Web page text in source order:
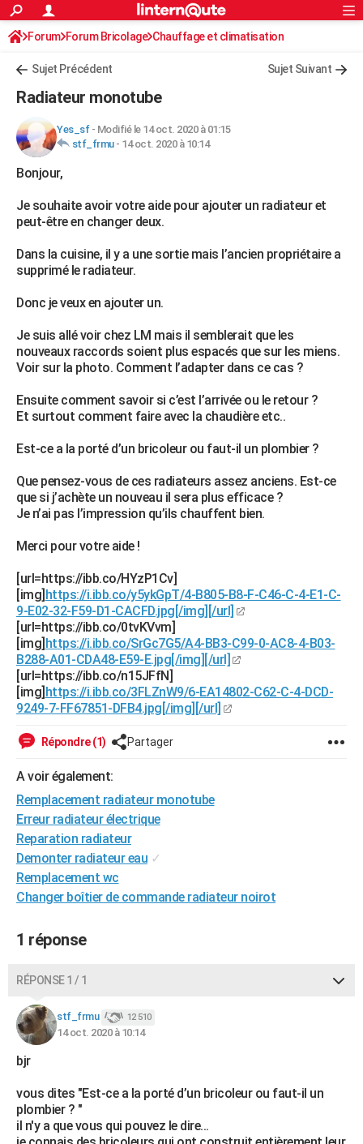
ACTUALITÉS
Politique
Société
Faits Divers
Education
Monde
Villes
+
Retraite
Impôts
Epargne
Immobilier
Risques naturels par ville
Banque
Assurance
Crédit
AUTO
Essais
Réserver un essai
Citadines
Berlines
SUV
Forum auto
+HIGH-TECH
Mobiles
Meilleur smartphone
Internet
Ordinateurs
Jeux vidéo
Guide high-tech
+BRICOLAGE
Forum
Aménagement intérieur
Extérieur
Cuisine
Salle de bains
Jardinage
Rangement
WEEK-END
Guides de France
Escapades
Patrimoine
Expositions
Musées
Week-end nature
Art de vivre
Bien-être
Modes de vie
Alimentation
Guide de la santé
Maladies
Médicaments
Sommeil
VOYAGE
GUIDES D'ACHAT
BONS PLANS
CARTE DE VOEUX
Carte de Noël
Carte Bonne année
Carte Saint-Valentin
Carte Pâques
Carte d'anniversaire
DICTIONNAIRE
Dictionnaire
Biographies
Citations
Expressions
Proverbes
PROGRAMME TV
COPAINS D'AVANT
S'inscrire
Se connecter
Lycées
Collèges
Primaires
Universités
Entreprises
Service militaire
Avis de recherche
AVIS DE DÉCÈS
FORUM
Bricolage
Lifestyle
Culture
Sport
Auto
Television
Voyage
Cinema
Rechercher
S'inscrire
Connexion
Forum Forum Bricolage Chauffage et climatisation
Sujet Précédent Sujet Suivant
Radiateur monotube
Yes_sf- Modifié le 14 oct. 2020 à 01:15
stf_frmu- 14 oct. 2020 à 10:14
Bonjour,
Je souhaite avoir votre aide pour ajouter un radiateur et
peut-être en changer deux.
Dans la cuisine, il y a une sortie mais l’ancien propriétaire a
supprimé le radiateur.
Donc je veux en ajouter un.
Je suis allé voir chez LM mais il semblerait que les
nouveaux raccords soient plus espacés que sur les miens.
Voir sur la photo. Comment l’adapter dans ce cas ?
Ensuite comment savoir si c’est l’arrivée ou le retour ?
Et surtout comment faire avec la chaudière etc..
Est-ce a la porté d’un bricoleur ou faut-il un plombier ?
Que pensez-vous de ces radiateurs assez anciens. Est-ce
que si j’achète un nouveau il sera plus efficace ?
Je n’ai pas l’impression qu’ils chauffent bien.
Merci pour votre aide !
[url=https://ibb.co/HYzP1Cv]
[img] https://i.ibb.co/y5ykGpT/4-B805-B8-F-C46-C-4-E1-C-
9-E02-32-F59-D1-CACFD.jpg[/img][/url]
[url=https://ibb.co/0tvKVvm]
[img] https://i.ibb.co/SrGc7G5/A4-BB3-C99-0-AC8-4-B03-
B288-A01-CDA48-E59-E.jpg[/img][/url]
[url=https://ibb.co/n15JFfN]
[img] https://i.ibb.co/3FLZnW9/6-EA14802-C62-C-4-DCD-
9249-7-FF67851-DFB4.jpg[/img][/url]
Répondre (1) Partager
A voir également:
Remplacement radiateur monotube
Erreur radiateur électrique
Reparation radiateur
Demonter radiateur eau ✓
Remplacement wc
Changer boîtier de commande radiateur noirot
1 réponse
RÉPONSE 1 / 1
stf_frmu 12 510
14 oct. 2020 à 10:14
bjr
vous dites "Est-ce a la porté d’un bricoleur ou faut-il un
plombier ? "
il n'y a que vous qui pouvez le dire...